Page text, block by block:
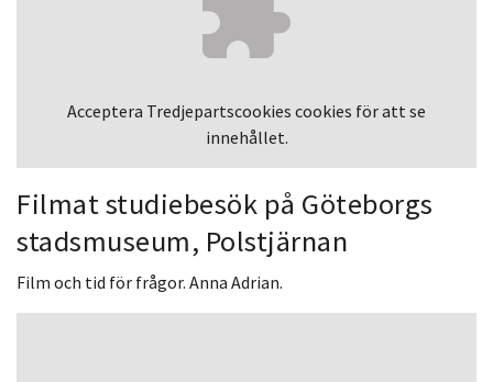
Acceptera Tredjepartscookies cookies för att se
innehållet.
Filmat studiebesök på Göteborgs
stadsmuseum, Polstjärnan
Film och tid för frågor. Anna Adrian.